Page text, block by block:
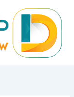
المحتوى